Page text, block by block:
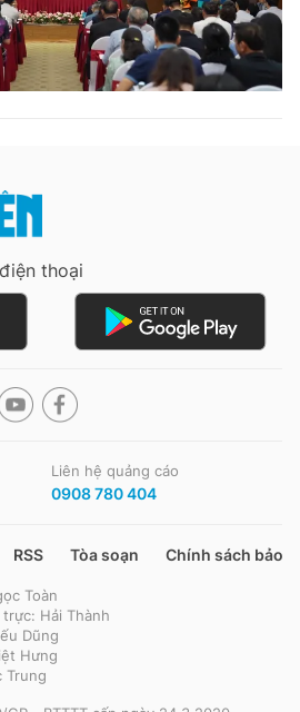
Bạn cần biết
thoại
Liên hệ quảng cáo
Toàn
Hải Thành
Dũng
Hưng
thoại
Liên hệ quảng cáo
0908 780 404
RSS Tòa soạn Chính sách bảo
Toàn
Hải Thành
Dũng
Hưng
Trung